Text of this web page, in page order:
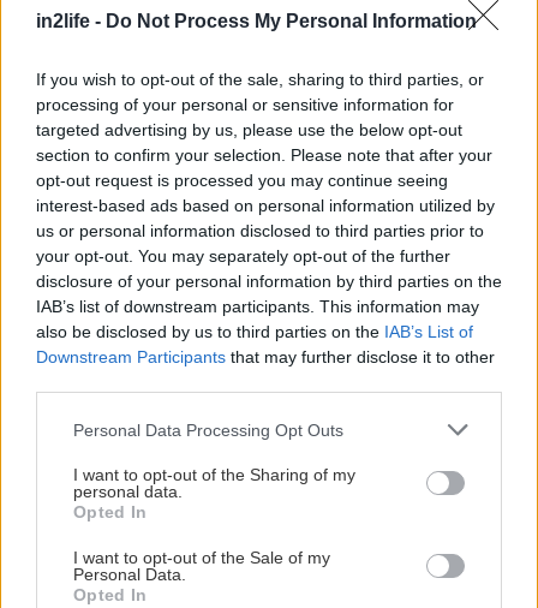
in2life - Do Not Process My Personal Information
If you wish to opt-out of the sale, sharing to third parties, or
processing of your personal or sensitive information for
targeted advertising by us, please use the below opt-out
section to confirm your selection. Please note that after your
opt-out request is processed you may continue seeing
interest-based ads based on personal information utilized by
us or personal information disclosed to third parties prior to
your opt-out. You may separately opt-out of the further
disclosure of your personal information by third parties on the
IAB’s list of downstream participants. This information may
also be disclosed by us to third parties on the IAB’s List of
Downstream Participants that may further disclose it to other
Please note that this website/app uses one or more Google
not limited to your visit or usage behaviour. You may click to
grant or deny consent to Google and its third-party tags to
use your data for below specified purposes in below Google
consent section.
Personal Data Processing Opt Outs
I want to opt-out of the Sharing of my
personal data.
Opted In
I want to opt-out of the Sale of my
Personal Data.
Opted In
Αναζήτηση
για...